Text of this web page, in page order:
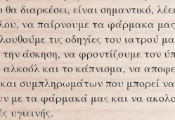
διαρκέσει, είναι σημαντικό,
να παίρνουμε τα φάρμακα
τις οδηγίες του ιατρού
άσκηση, να φροντίζουμε τον
και το κάπνισμα, να
συμπληρωμάτων που μπορεί να
με τα φάρμακά μας και να
υγιεινής.